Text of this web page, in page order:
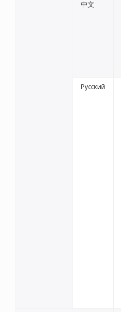
中文
Русский